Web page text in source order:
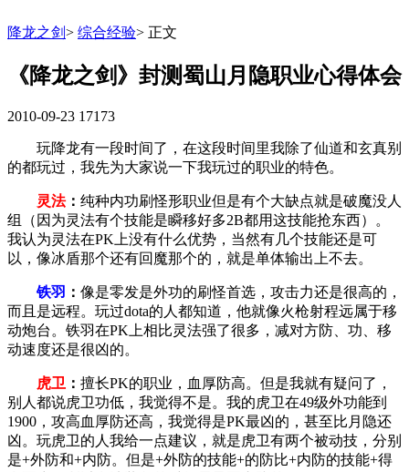
降龙之剑> 综合经验> 正文
《降龙之剑》封测蜀山月隐职业心得体会
2010-09-23 17173
玩降龙有一段时间了，在这段时间里我除了仙道和玄真别
的都玩过，我先为大家说一下我玩过的职业的特色。
灵法： 纯种内功刷怪形职业但是有个大缺点就是破魔没人
组（因为灵法有个技能是瞬移好多2B都用这技能抢东西）。
我认为灵法在PK上没有什么优势，当然有几个技能还是可
以，像冰盾那个还有回魔那个的，就是单体输出上不去。
铁羽 ： 像是零发是外功的刷怪首选，攻击力还是很高的，
而且是远程。玩过dota的人都知道，他就像火枪射程远属于移
动炮台。铁羽在PK上相比灵法强了很多，减对方防、功、移
动速度还是很凶的。
虎卫 ： 擅长PK的职业，血厚防高。但是我就有疑问了，
别人都说虎卫功低，我觉得不是。我的虎卫在49级外功能到
1900，攻高血厚防还高，我觉得是PK最凶的，甚至比月隐还
凶。玩虎卫的人我给一点建议，就是虎卫有两个被动技，分别
是+外防和+内防。但是+外防的技能+的防比+内防的技能+得